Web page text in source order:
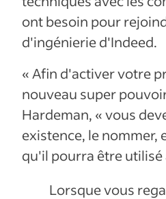
ont besoin pour
d'ingénierie d'Indeed.
« Afin d'activer votre
nouveau super
Hardeman, « vous
existence, le nommer,
qu'il pourra être utilisé
Lorsque vous